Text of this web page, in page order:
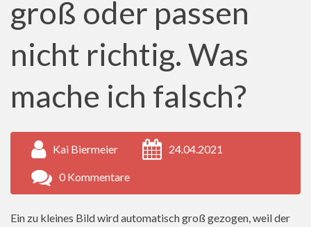
groß oder passen
nicht richtig. Was
mache ich falsch?
Kai Biermeier 24.04.2021
0 Kommentare
Ein zu kleines Bild wird automatisch groß gezogen, weil der